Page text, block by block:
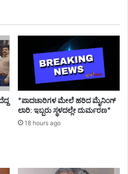
*ಪಾದಚಾರಿಗಳ ಮೇಲೆ ಹರಿದ ಮೈನಿಂಗ್
ಲಾರಿ: ಇಬ್ಬರು ಸ್ಥಳದಲ್ಲೇ ದುರ್ಮರಣ*
18 hours ago